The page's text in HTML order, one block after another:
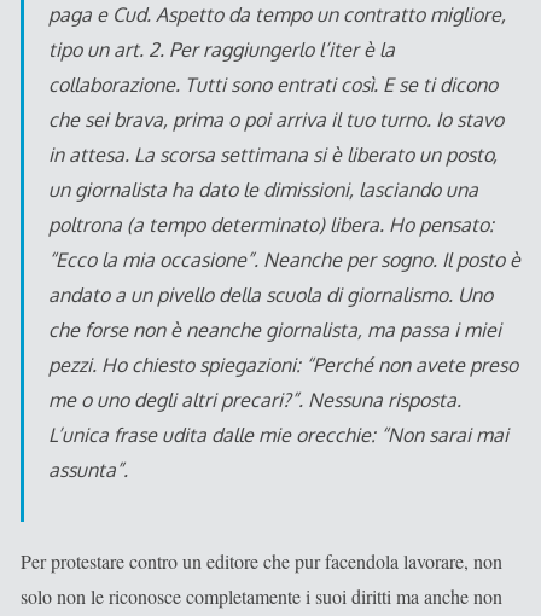
paga e Cud. Aspetto da tempo un contratto migliore,
tipo un art. 2. Per raggiungerlo l’iter è la
collaborazione. Tutti sono entrati così. E se ti dicono
che sei brava, prima o poi arriva il tuo turno. Io stavo
in attesa. La scorsa settimana si è liberato un posto,
un giornalista ha dato le dimissioni, lasciando una
poltrona (a tempo determinato) libera. Ho pensato:
“Ecco la mia occasione”. Neanche per sogno. Il posto è
andato a un pivello della scuola di giornalismo. Uno
che forse non è neanche giornalista, ma passa i miei
pezzi. Ho chiesto spiegazioni: “Perché non avete preso
me o uno degli altri precari?”. Nessuna risposta.
L’unica frase udita dalle mie orecchie: “Non sarai mai
assunta”.
Per protestare contro un editore che pur facendola lavorare, non
solo non le riconosce completamente i suoi diritti ma anche non